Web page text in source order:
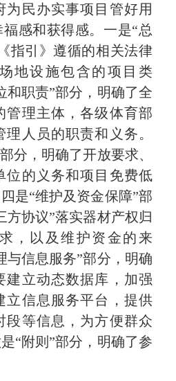
为民办实事项目管好用
感和获得感。一是“总
指引》遵循的相关法律
地设施包含的项目类
和职责”部分，明确了全
管理主体，各级体育部
人员的职责和义务。
分，明确了开放要求、
位的义务和项目免费低
是“维护及资金保障”部
方协议”落实器材产权归
，以及维护资金的来
与信息服务”部分，明确
建立动态数据库，加强
立信息服务平台，提供
段等信息，为方便群众
“附则”部分，明确了参